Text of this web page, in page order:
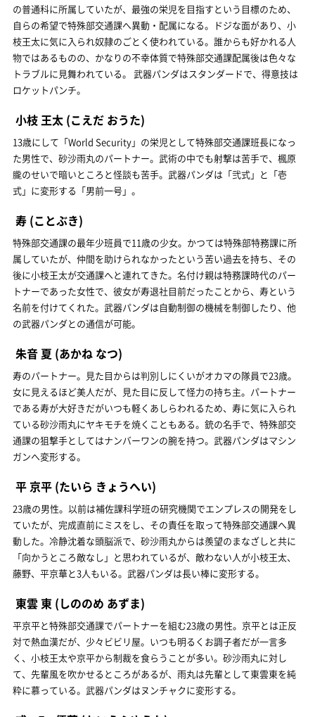
の普通科に所属していたが、最強の栄児を目指すという目標のため、
自らの希望で特殊部交通課へ異動・配属になる。ドジな面があり、小
枝王太に気に入られ奴隷のごとく使われている。誰からも好かれる人
物ではあるものの、かなりの不幸体質で特殊部交通課配属後は色々な
トラブルに見舞われている。 武器パンダはスタンダードで、得意技は
ロケットパンチ。
小枝 王太 (こえだ おうた)
13歳にして「World Security」の栄児として特殊部交通課班長になっ
た男性で、砂沙雨丸のパートナー。武術の中でも射撃は苦手で、楓原
朧のせいで暗いところと怪談も苦手。武器パンダは「弐式」と「壱
式」に変形する「男前一号」。
寿 (ことぶき)
特殊部交通課の最年少班員で11歳の少女。かつては特殊部特務課に所
属していたが、仲間を助けられなかったという苦い過去を持ち、その
後に小枝王太が交通課へと連れてきた。名付け親は特務課時代のパー
トナーであった女性で、彼女が寿退社目前だったことから、寿という
名前を付けてくれた。武器パンダは自動制御の機械を制御したり、他
の武器パンダとの通信が可能。
朱音 夏 (あかね なつ)
寿のパートナー。見た目からは判別しにくいがオカマの隊員で23歳。
女に見えるほど美人だが、見た目に反して怪力の持ち主。パートナー
である寿が大好きだがいつも軽くあしらわれるため、寿に気に入られ
ている砂沙雨丸にヤキモチを焼くこともある。銃の名手で、特殊部交
通課の狙撃手としてはナンバーワンの腕を持つ。武器パンダはマシン
ガンへ変形する。
平 京平 (たいら きょうへい)
23歳の男性。以前は補佐課科学班の研究機関でエンプレスの開発をし
ていたが、完成直前にミスをし、その責任を取って特殊部交通課へ異
動した。冷静沈着な頭脳派で、砂沙雨丸からは羨望のまなざしと共に
「向かうところ敵なし」と思われているが、敵わない人が小枝王太、
藤野、平京華と3人もいる。武器パンダは長い棒に変形する。
東雲 東 (しののめ あずま)
平京平と特殊部交通課でパートナーを組む23歳の男性。京平とは正反
対で熱血漢だが、少々ビビリ屋。いつも明るくお調子者だが一言多
く、小枝王太や京平から制裁を食らうことが多い。砂沙雨丸に対し
て、先輩風を吹かせるところがあるが、雨丸は先輩として東雲東を純
粋に慕っている。武器パンダはヌンチャクに変形する。